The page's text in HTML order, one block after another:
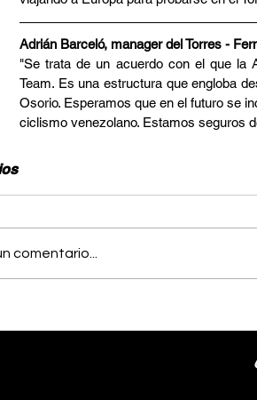
Adrián Barceló, manager del Torres -
"Se trata de un acuerdo con el que la
Team. Es una estructura que engloba
Osorio. Esperamos que en el futuro se
ciclismo venezolano. Estamos seguros
comentario...